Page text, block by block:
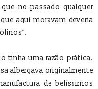
no passado qualquer
aqui moravam deveria
tinha uma razão prática.
albergava originalmente
de belíssimos